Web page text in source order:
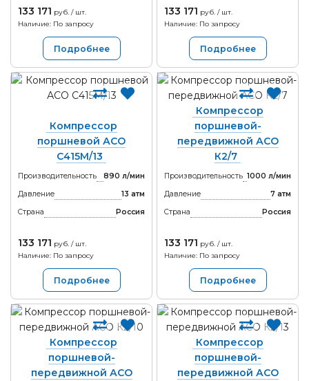
133 171 руб. / шт.
Наличие: По запросу
Подробнее
133 171 руб. / шт.
Наличие: По запросу
Подробнее
Компрессор
поршневой АСО
С415М/13
Производительность
890 л/мин
Давление
13 атм
Страна
Россия
133 171 руб. / шт.
Наличие: По запросу
Подробнее
Компрессор
поршневой-
передвижной АСО
К2/7
Производительность 1000 л/мин
Давление
7 атм
Страна
Россия
133 171 руб. / шт.
Наличие: По запросу
Подробнее
Компрессор
поршневой-
передвижной АСО
Компрессор
поршневой-
передвижной АСО